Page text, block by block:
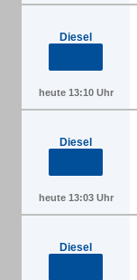
Diesel
heute 13:10 Uhr
Diesel
heute 13:03 Uhr
Diesel